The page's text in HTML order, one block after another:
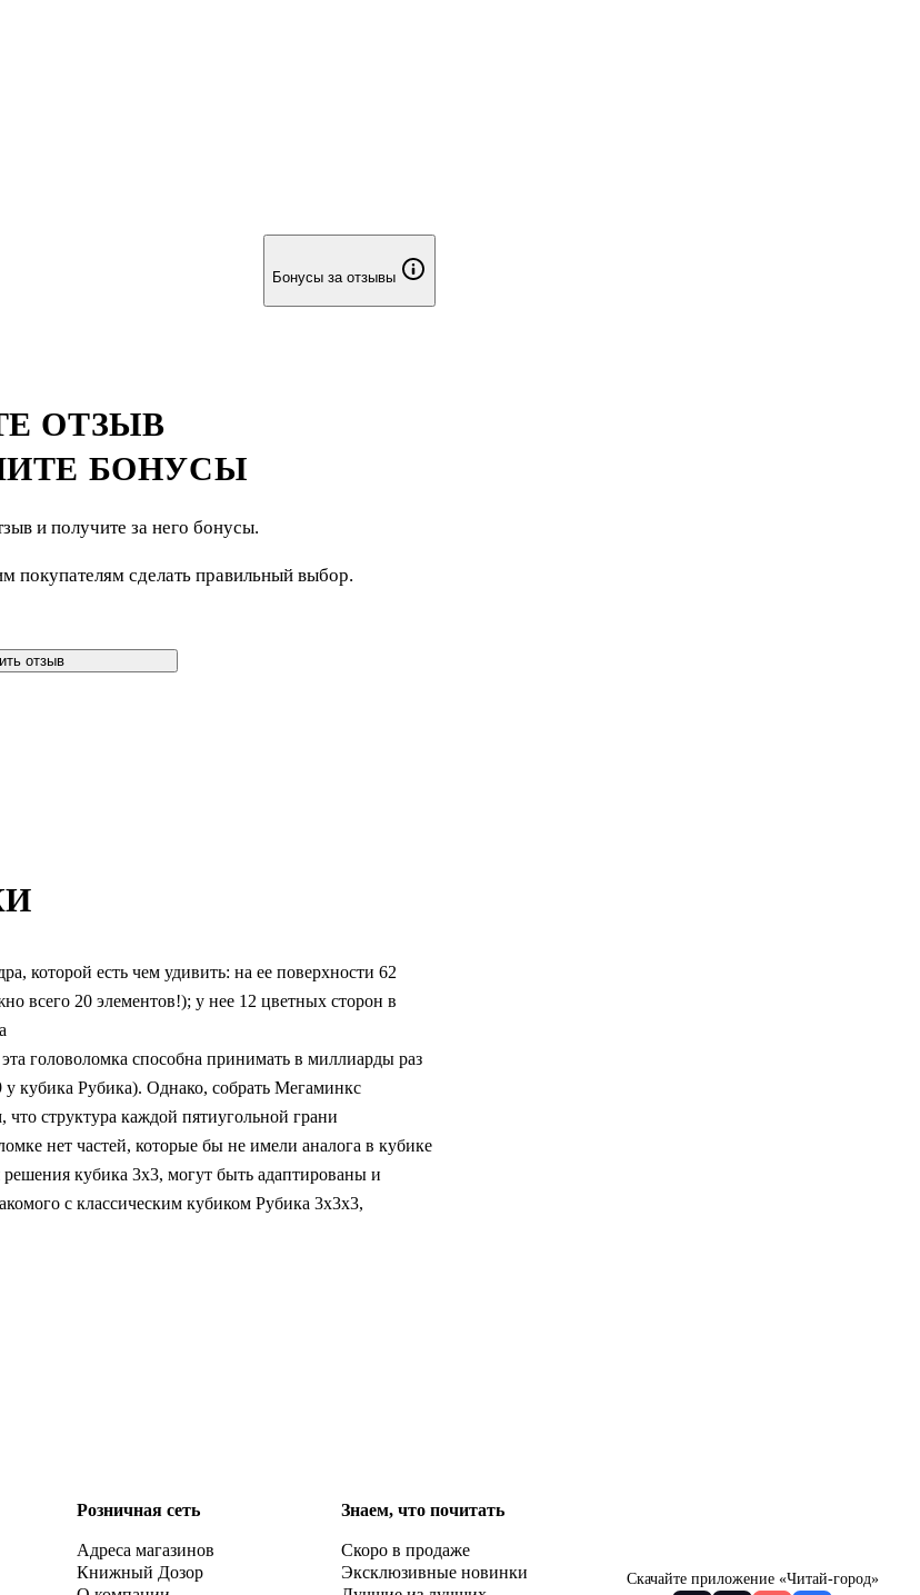
которой есть чем удивить: на ее поверхности 62
всего 20 элементов!); у нее 12 цветных сторон в
головоломка способна принимать в миллиарды раз
кубика Рубика). Однако, собрать Мегаминкс
структура каждой пятиугольной грани
нет частей, которые бы не имели аналога в кубике
кубика 3х3, могут быть адаптированы и
с классическим кубиком Рубика 3x3x3,
Бонусы за отзывы
ОТЗЫВ
БОНУСЫ
и получите за него бонусы.
покупателям сделать правильный выбор.
отзыв
Розничная сеть
Адреса магазинов
Книжный Дозор
Знаем, что почитать
Скоро в продаже
Эксклюзивные новинки
Скачайте приложение «Читай-город»